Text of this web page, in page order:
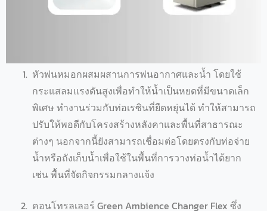
หัวพ่นหมอกผสมผสานการพ่นอากาศและน้ำ โดยใช้
กระแสลมแรงดันสูงเพื่อทำให้น้ำเป็นหยดที่มีขนาดเล็ก
พิเศษ ทำงานร่วมกับท่อเรซินที่ยืดหยุ่นได้ ทำให้สามารถ
ปรับให้พอดีกับโครงสร้างหลังคาและพื้นที่สาธารณะ
ต่างๆ นอกจากนี้ยังสามารถเชื่อมต่อโดยตรงกับท่อจ่าย
น้ำหรือถังเก็บน้ำเพื่อใช้ในพื้นที่การวางท่อน้ำได้ยาก
เช่น พื้นที่จัดกิจกรรมกลางแจ้ง
คอนโทรลเลอร์ Green Ambience Changer Flex ซึ่ง